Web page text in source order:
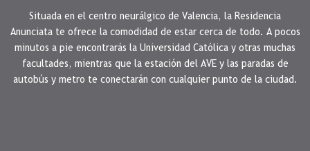
Situada en el centro neurálgico de Valencia, la Residencia
Anunciata te ofrece la comodidad de estar cerca de todo. A pocos
minutos a pie encontrarás la Universidad Católica y otras muchas
facultades, mientras que la estación del AVE y las paradas de
autobús y metro te conectarán con cualquier punto de la ciudad.